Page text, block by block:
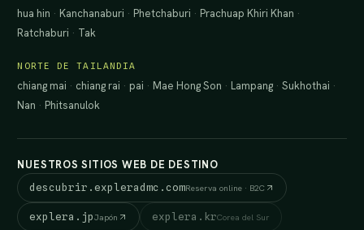
hua hin · Kanchanaburi · Phetchaburi · Prachuap Khiri Khan ·
Ratchaburi · Tak
NORTE DE TAILANDIA
chiang mai · chiang rai · pai · Mae Hong Son · Lampang ·Sukhothai ·
Nan · Phitsanulok
NUESTROS SITIOS WEB DE DESTINO
descubrir.expleradmc.comReserva online · B2C
explera.jpJapón explera.krCorea del Sur